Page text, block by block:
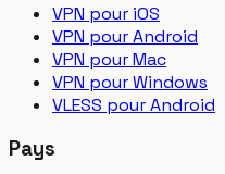
VPN pour iOS
VPN pour Android
VPN pour Mac
VPN pour Windows
VLESS pour Android
Pays